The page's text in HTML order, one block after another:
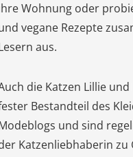
Wohnung oder
vegane Rezepte
aus.
die Katzen Lillie
Bestandteil des
und sind
Katzenliebhaberin zu